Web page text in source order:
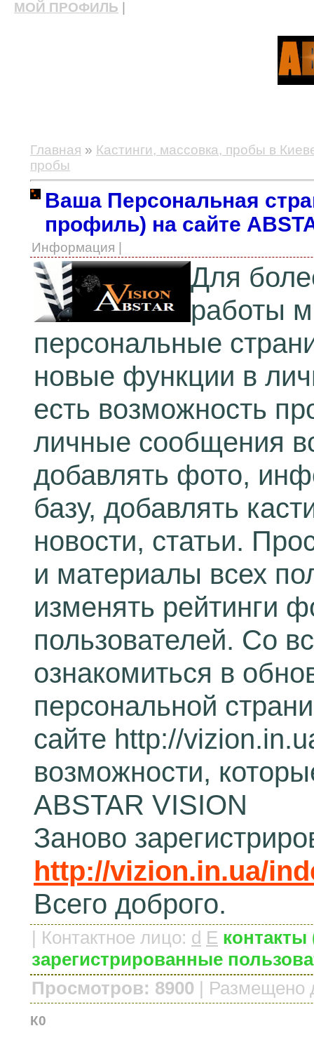
МОЙ ПРОФИЛЬ
Главная » Кастинги, массовка, пробы в
пробы
Ваша Персональная
профиль) на сайте
Информация |
Для
работы
персональные
новые функции в
есть возможность
личные сообщения
добавлять фото,
базу, добавлять
новости, статьи.
и материалы всех
изменять рейтинги
пользователей. Со
ознакомиться в
персональной
сайте http://
возможности,
ABSTAR VISION
Заново
http://vizion.in.ua/
Всего доброго.
| Контактное лицо: d E
зарегистрированные
Просмотров: 8900 | Размещено
К0